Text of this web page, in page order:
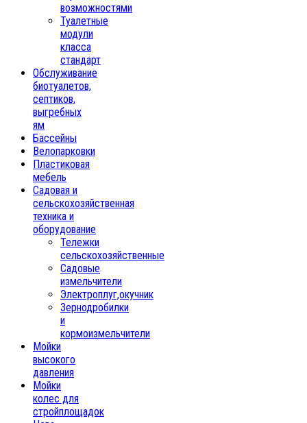
возможностями
Туалетные
модули
класса
стандарт
Обслуживание
биотуалетов,
септиков,
выгребных
ям
Бассейны
Велопарковки
Пластиковая
мебель
Садовая и
сельскохозяйственная
техника и
оборудование
Тележки
сельскохозяйственные
Садовые
измельчители
Электроплуг,окучник
Зернодробилки
и
кормоизмельчители
Мойки
высокого
давления
Мойки
колес для
стройплощадок